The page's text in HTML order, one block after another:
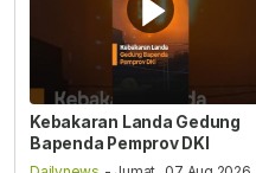
Kebakaran Landa Gedung
Bapenda Pemprov DKI